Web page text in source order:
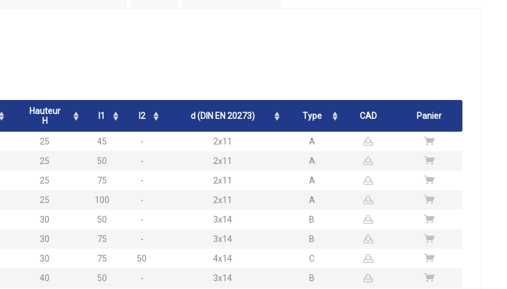
Hauteur
H
l1 l2 d (DIN EN 20273) Type CAD Panier
25 45 - 2x11
A
25 50 - 2x11
A
25 75 - 2x11
A
25 100 - 2x11
A
30 50 - 3x14
B
30 75 - 3x14
B
30 75 50 4x14
C
40 50 - 3x14
B